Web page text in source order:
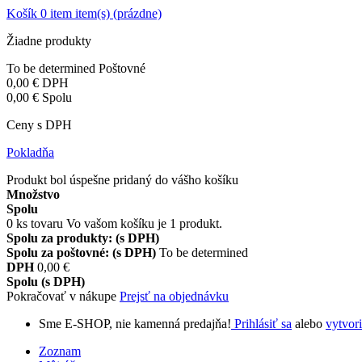
Košík 0 item item(s) (prázdne)
Žiadne produkty
To be determined Poštovné
0,00 € DPH
0,00 € Spolu
Ceny s DPH
Pokladňa
Produkt bol úspešne pridaný do vášho košíku
Množstvo
Spolu
0 ks tovaru Vo vašom košíku je 1 produkt.
Spolu za produkty: (s DPH)
Spolu za poštovné: (s DPH) To be determined
DPH 0,00 €
Spolu (s DPH)
Pokračovať v nákupe Prejsť na objednávku
Sme E-SHOP, nie kamenná predajňa! Prihlásiť sa alebo
Zoznam